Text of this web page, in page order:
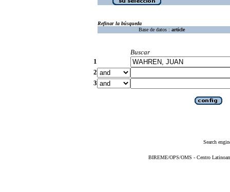
Refinar la búsqueda
Base de datos : article
Buscar
1
2
3
Search
BIREME/OPS/OMS - Centro